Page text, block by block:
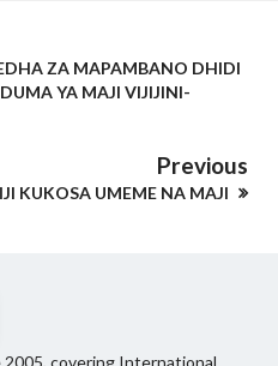
ZA MAPAMBANO DHIDI
YA MAJI VIJIJINI-
Previous
KUKOSA UMEME NA MAJI